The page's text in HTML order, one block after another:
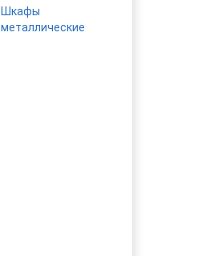
Шкафы
металлические